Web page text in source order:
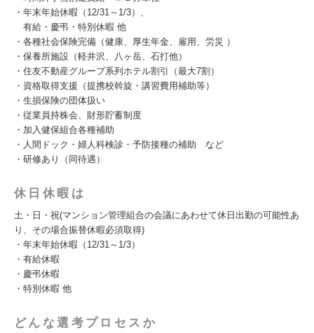
・年末年始休暇（12/31～1/3）、
有給・慶弔・特別休暇 他
・各種社会保険完備（健康、厚生年金、雇用、労災 ）
・保養所施設（軽井沢、八ヶ岳、石打他）
・住友不動産グループ系列ホテル割引（最大7割）
・資格取得支援（提携校斡旋・講習費用補助等）
・生損保険の団体扱い
・従業員持株会、財形貯蓄制度
・加入健保組合各種補助
・人間ドック・婦人科検診・予防接種の補助 など
・研修あり（同待遇）
休日休暇は
土・日・祝(マンション管理組合の会議にあわせて休日出勤の可能性あ
り、その場合振替休暇必須取得)
・年末年始休暇（12/31～1/3）
・有給休暇
・慶弔休暇
・特別休暇 他
どんな選考プロセスか